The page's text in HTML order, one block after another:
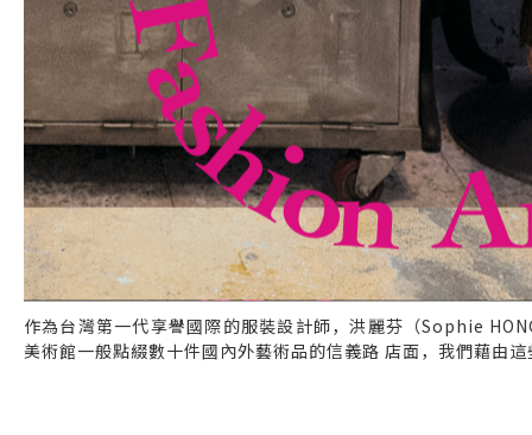
作為台灣第一代享譽國際的服裝設計師，洪麗芬（Sophie
美術館一般點綴數十件國內外藝術品的信義路 店面，我們藉由